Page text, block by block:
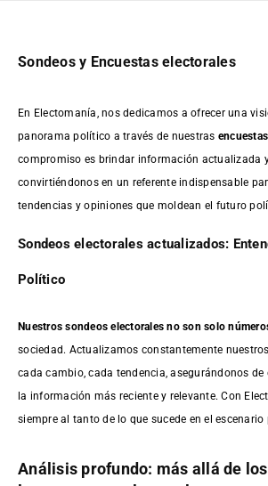
Sondeos y Encuestas electorales
En Electomanía, nos dedicamos a ofrecer una
panorama político a través de nuestras
compromiso es brindar información actualizada
convirtiéndonos en un referente indispensable
tendencias y opiniones que moldean el futuro
Sondeos electorales actualizados:
Político
Nuestros sondeos electorales no son solo
sociedad. Actualizamos constantemente
cada cambio, cada tendencia, asegurándonos de
la información más reciente y relevante. Con
siempre al tanto de lo que sucede en el escenario
Análisis profundo: más allá de